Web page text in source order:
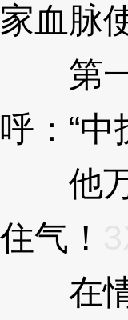
家血脉
第一
呼：“中
他万
住气！
在情